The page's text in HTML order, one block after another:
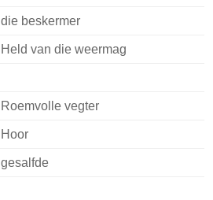
die beskermer
Held van die weermag
Roemvolle vegter
Hoor
gesalfde